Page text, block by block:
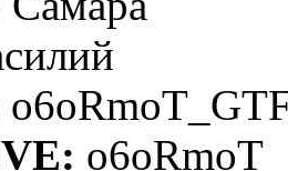
o6oRmoT